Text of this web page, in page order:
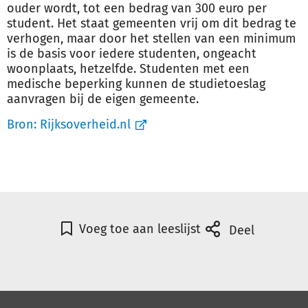
ouder wordt, tot een bedrag van 300 euro per
student. Het staat gemeenten vrij om dit bedrag te
verhogen, maar door het stellen van een minimum
is de basis voor iedere studenten, ongeacht
woonplaats, hetzelfde. Studenten met een
medische beperking kunnen de studietoeslag
aanvragen bij de eigen gemeente.
Bron: Rijksoverheid.nl
Voeg toe aan leeslijst Deel